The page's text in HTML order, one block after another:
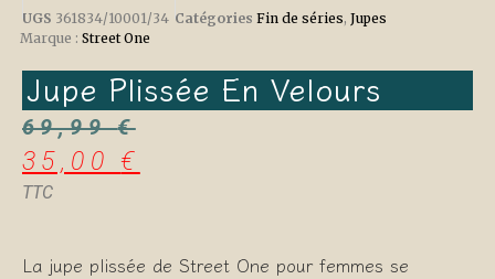
UGS 361834/10001/34 Catégories Fin de séries, Jupes
Marque : Street One
Jupe Plissée En Velours
69,99€
35,00€
TTC
La jupe plissée de Street One pour femmes se